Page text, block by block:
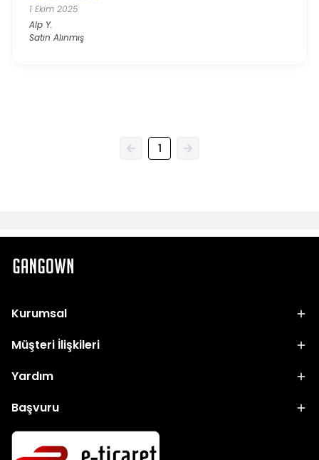
1 Ekim 2025
Alp Y.
Satın Alınmış
1
Kurumsal
Müşteri İlişkileri
Yardım
Başvuru